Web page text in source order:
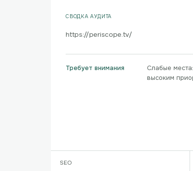
СВОДКА АУДИТА
https://periscope.tv/
Требует внимания
Слабые
высоким
SEO